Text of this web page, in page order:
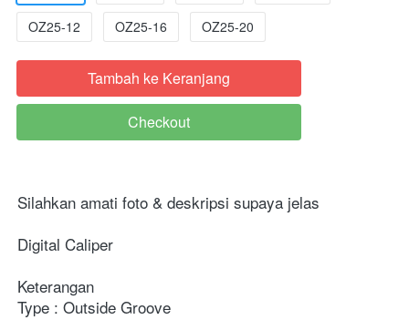
OZ25-12 OZ25-16 OZ25-20
`
Tambah ke Keranjang
`
Checkout
Silahkan amati foto & deskripsi supaya jelas
Digital Caliper
Keterangan
Type : Outside Groove